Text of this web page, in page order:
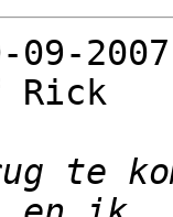
09-
Rick
te